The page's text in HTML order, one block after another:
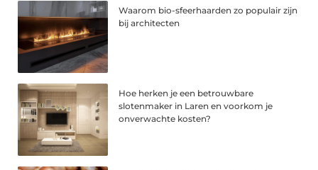
Waarom bio-sfeerhaarden zo populair zijn
bij architecten
Hoe herken je een betrouwbare
slotenmaker in Laren en voorkom je
onverwachte kosten?